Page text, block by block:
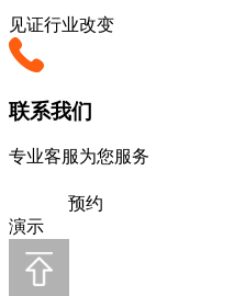
见证行业改变
联系我们
专业客服为您服务
预约
演示